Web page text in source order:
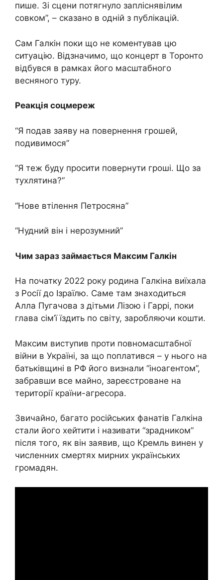
пише. Зі сцени потягнуло запліснявілим
совком”, – сказано в одній з публікацій.
Сам Галкін поки що не коментував цю
ситуацію. Відзначимо, що концерт в Торонто
відбувся в рамках його масштабного
весняного туру.
Реакція соцмереж
“Я подав заяву на повернення грошей,
подивимося”
“Я теж буду просити повернути гроші. Що за
тухлятина?”
“Нове втілення Петросяна”
“Нудний він і нерозумний”
Чим зараз займається Максим Галкін
На початку 2022 року родина Галкіна виїхала
з Росії до Ізраїлю. Саме там знаходиться
Алла Пугачова з дітьми Лізою і Гаррі, поки
глава сім’ї їздить по світу, заробляючи кошти.
Максим виступив проти повномасштабної
війни в Україні, за що поплатився – у нього на
батьківщині в РФ його визнали “іноагентом”,
забравши все майно, зареєстроване на
території країни-агресора.
Звичайно, багато російських фанатів Галкіна
стали його хейтити і називати “зрадником”
після того, як він заявив, що Кремль винен у
численних смертях мирних українських
громадян.